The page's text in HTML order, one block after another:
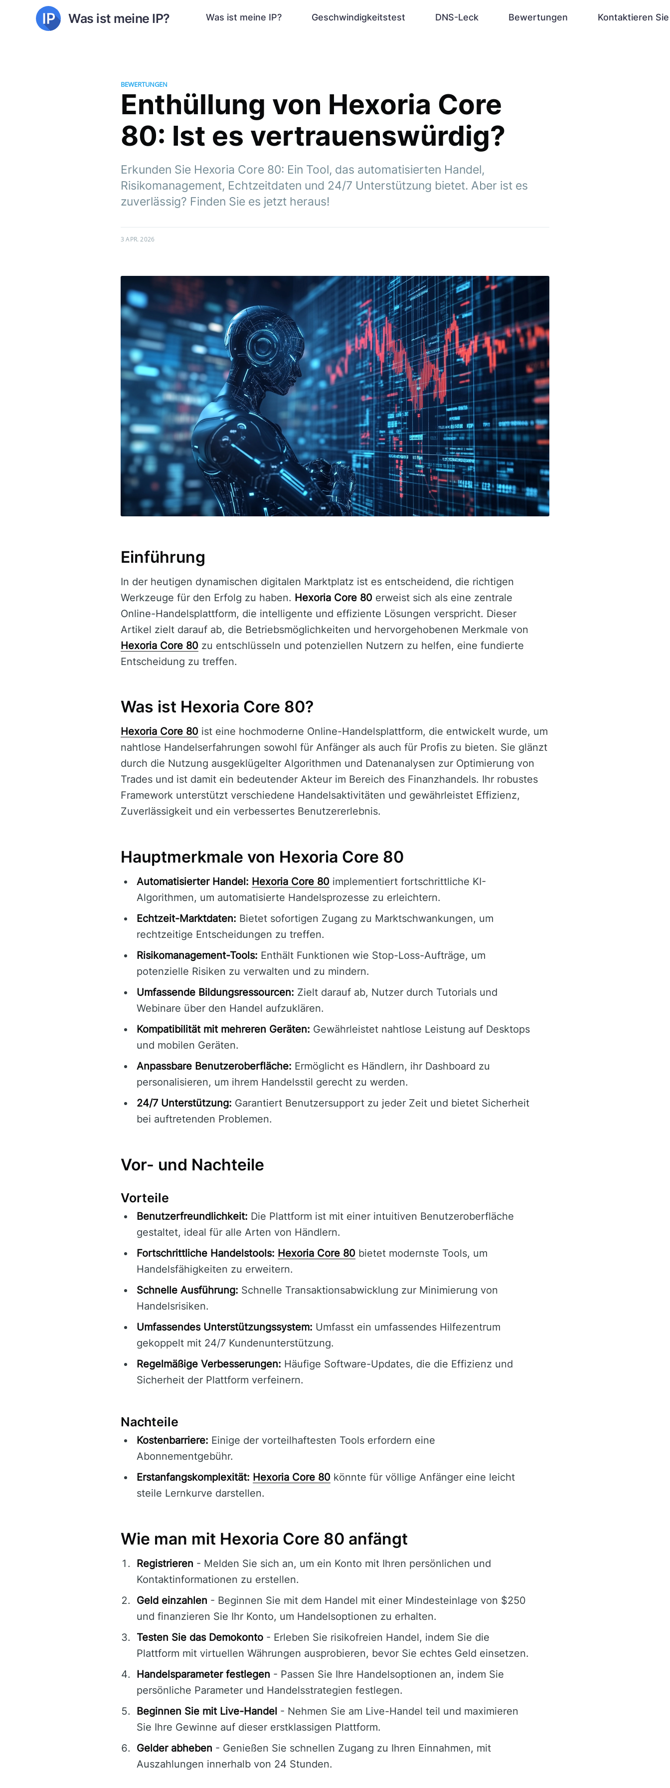
Was ist meine IP? Was ist meine IP? Geschwindigkeitstest DNS-Leck Bewertungen Kontaktieren
BEWERTUNGEN
Enthüllung von Hexoria Core
80: Ist es vertrauenswürdig?
Erkunden Sie Hexoria Core 80: Ein Tool, das automatisierten Handel,
Risikomanagement, Echtzeitdaten und 24/7 Unterstützung bietet. Aber ist es
zuverlässig? Finden Sie es jetzt heraus!
3 APR. 2026
Einführung
In der heutigen dynamischen digitalen Marktplatz ist es entscheidend, die richtigen
Werkzeuge für den Erfolg zu haben. Hexoria Core 80 erweist sich als eine zentrale
Online-Handelsplattform, die intelligente und effiziente Lösungen verspricht. Dieser
Artikel zielt darauf ab, die Betriebsmöglichkeiten und hervorgehobenen Merkmale von
Hexoria Core 80 zu entschlüsseln und potenziellen Nutzern zu helfen, eine fundierte
Entscheidung zu treffen.
Was ist Hexoria Core 80?
Hexoria Core 80 ist eine hochmoderne Online-Handelsplattform, die entwickelt wurde, um
nahtlose Handelserfahrungen sowohl für Anfänger als auch für Profis zu bieten. Sie glänzt
durch die Nutzung ausgeklügelter Algorithmen und Datenanalysen zur Optimierung von
Trades und ist damit ein bedeutender Akteur im Bereich des Finanzhandels. Ihr robustes
Framework unterstützt verschiedene Handelsaktivitäten und gewährleistet Effizienz,
Zuverlässigkeit und ein verbessertes Benutzererlebnis.
Hauptmerkmale von Hexoria Core 80
Automatisierter Handel: Hexoria Core 80 implementiert fortschrittliche KI-
Algorithmen, um automatisierte Handelsprozesse zu erleichtern.
Echtzeit-Marktdaten: Bietet sofortigen Zugang zu Marktschwankungen, um
rechtzeitige Entscheidungen zu treffen.
Risikomanagement-Tools: Enthält Funktionen wie Stop-Loss-Aufträge, um
potenzielle Risiken zu verwalten und zu mindern.
Umfassende Bildungsressourcen: Zielt darauf ab, Nutzer durch Tutorials und
Webinare über den Handel aufzuklären.
Kompatibilität mit mehreren Geräten: Gewährleistet nahtlose Leistung auf Desktops
und mobilen Geräten.
Anpassbare Benutzeroberfläche: Ermöglicht es Händlern, ihr Dashboard zu
personalisieren, um ihrem Handelsstil gerecht zu werden.
24/7 Unterstützung: Garantiert Benutzersupport zu jeder Zeit und bietet Sicherheit
bei auftretenden Problemen.
Vor- und Nachteile
Vorteile
Benutzerfreundlichkeit: Die Plattform ist mit einer intuitiven Benutzeroberfläche
gestaltet, ideal für alle Arten von Händlern.
Fortschrittliche Handelstools: Hexoria Core 80 bietet modernste Tools, um
Handelsfähigkeiten zu erweitern.
Schnelle Ausführung: Schnelle Transaktionsabwicklung zur Minimierung von
Handelsrisiken.
Umfassendes Unterstützungssystem: Umfasst ein umfassendes Hilfezentrum
gekoppelt mit 24/7 Kundenunterstützung.
Regelmäßige Verbesserungen: Häufige Software-Updates, die die Effizienz und
Sicherheit der Plattform verfeinern.
Nachteile
Kostenbarriere: Einige der vorteilhaftesten Tools erfordern eine
Abonnementgebühr.
Erstanfangskomplexität: Hexoria Core 80 könnte für völlige Anfänger eine leicht
steile Lernkurve darstellen.
Wie man mit Hexoria Core 80 anfängt
Registrieren - Melden Sie sich an, um ein Konto mit Ihren persönlichen und
Kontaktinformationen zu erstellen.
Geld einzahlen - Beginnen Sie mit dem Handel mit einer Mindesteinlage von $250
und finanzieren Sie Ihr Konto, um Handelsoptionen zu erhalten.
Testen Sie das Demokonto - Erleben Sie risikofreien Handel, indem Sie die
Plattform mit virtuellen Währungen ausprobieren, bevor Sie echtes Geld einsetzen.
Handelsparameter festlegen - Passen Sie Ihre Handelsoptionen an, indem Sie
persönliche Parameter und Handelsstrategien festlegen.
Beginnen Sie mit Live-Handel - Nehmen Sie am Live-Handel teil und maximieren
Sie Ihre Gewinne auf dieser erstklassigen Plattform.
Gelder abheben - Genießen Sie schnellen Zugang zu Ihren Einnahmen, mit
Auszahlungen innerhalb von 24 Stunden.